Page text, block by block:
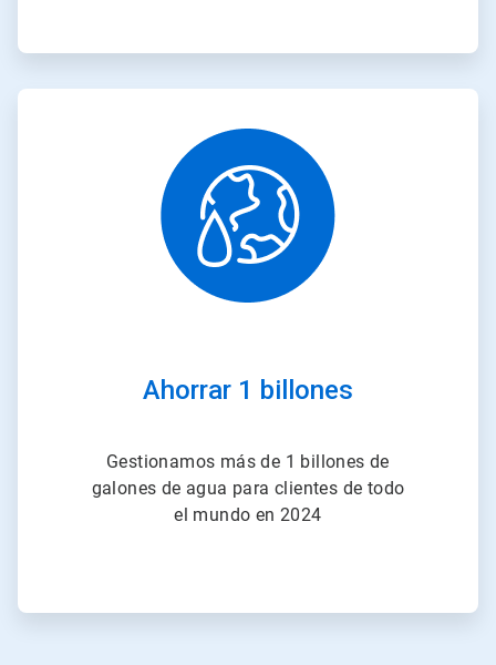
Ahorrar 1 billones
Gestionamos más de 1 billones de
galones de agua para clientes de todo
el mundo en 2024